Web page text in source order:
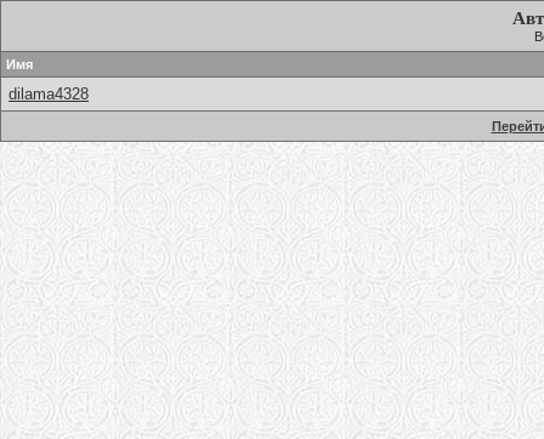
Имя
dilama4328